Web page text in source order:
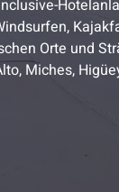
Orte und
Miches,